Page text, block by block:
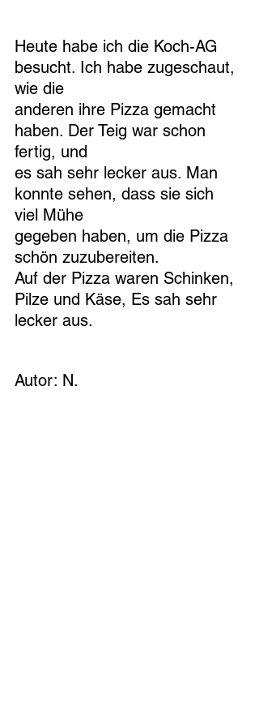
Heute habe ich die Koch-AG
besucht. Ich habe zugeschaut,
wie die
anderen ihre Pizza gemacht
haben. Der Teig war schon
fertig, und
es sah sehr lecker aus. Man
konnte sehen, dass sie sich
viel Mühe
gegeben haben, um die Pizza
schön zuzubereiten.
Auf der Pizza waren Schinken,
Pilze und Käse, Es sah sehr
lecker aus.
Autor: N.